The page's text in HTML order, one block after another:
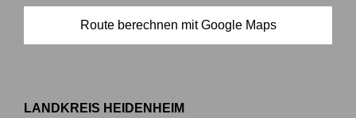
Route berechnen mit Google Maps
LANDKREIS HEIDENHEIM